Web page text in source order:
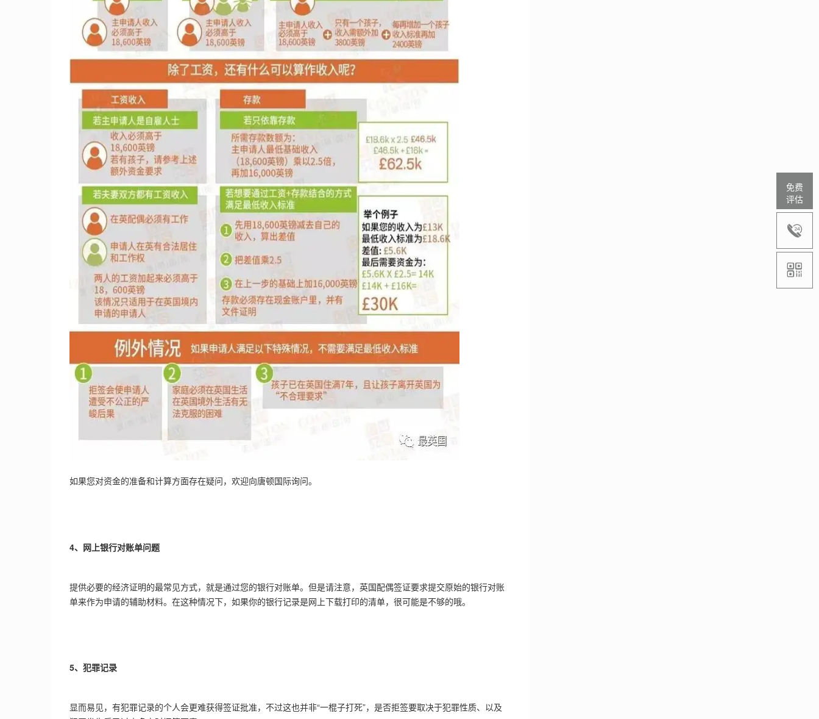
如果您对资金的准备和计算方面存在疑问，欢迎向唐顿国际询问。
4、网上银行对账单问题
提供必要的经济证明的最常见方式，就是通过您的银行对账单。但是请注意，英国配偶签证要求提交原始的银行对账
单来作为申请的辅助材料。在这种情况下，如果你的银行记录是网上下载打印的清单，很可能是不够的哦。
5、犯罪记录
显而易见，有犯罪记录的个人会更难获得签证批准，不过这也并非“一棍子打死”，是否拒签要取决于犯罪性质、以及
免费
评估

